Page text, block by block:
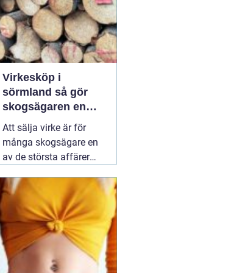
Virkesköp i
sörmland så gör
skogsägaren en
trygg och lönsam
affär
Att sälja virke är för
många skogsägare en
av de största affärer
Samtidigt är marknaden
rörlig, reglerna många
och alternativen fler än
någonsin. Den som vill
lyckas01 augusti 2026